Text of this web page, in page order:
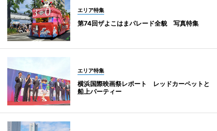
エリア特集
第74回ザよこはまパレード全貌 写真特集
エリア特集
横浜国際映画祭レポート レッドカーペットと
船上パーティー